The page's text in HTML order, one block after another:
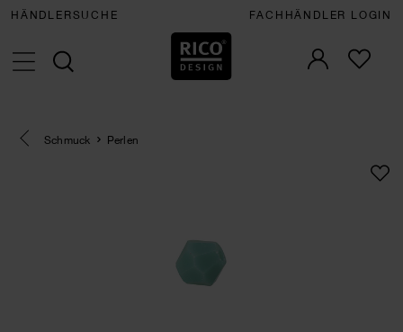
HÄNDLERSUCHE FACHHÄNDLER LOGIN
Eine Kategorie zurück navigieren
Schmuck Perlen